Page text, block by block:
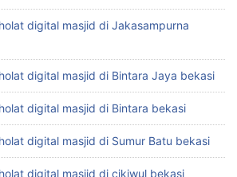
digital masjid di Jakasampurna
digital masjid di Bintara Jaya bekasi
digital masjid di Bintara bekasi
digital masjid di Sumur Batu bekasi
digital masjid di cikiwul bekasi